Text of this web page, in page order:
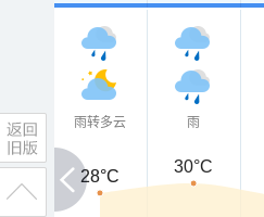
雨转多云 雨
28°C
28°C
30°C